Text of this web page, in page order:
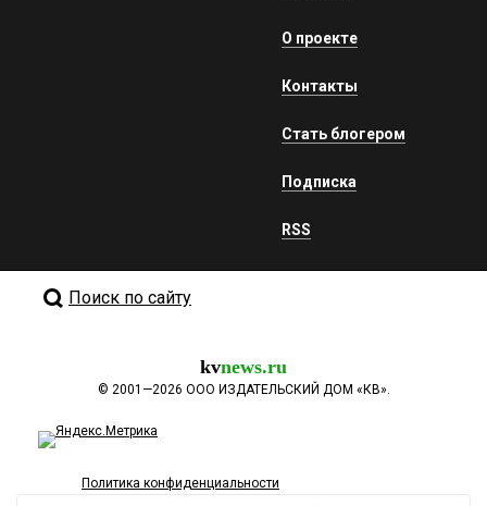
О проекте
Контакты
Стать блогером
Подписка
RSS
Поиск по сайту
kvnews.ru
© 2001—2026 ООО ИЗДАТЕЛЬСКИЙ ДОМ «КВ».
Политика конфиденциальности